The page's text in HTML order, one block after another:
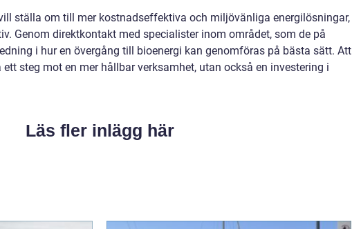
ställa om till mer kostnadseffektiva och miljövänliga energilösningar,
Genom direktkontakt med specialister inom området, som de på
i hur en övergång till bioenergi kan genomföras på bästa sätt. Att
steg mot en mer hållbar verksamhet, utan också en investering i
Läs fler inlägg här